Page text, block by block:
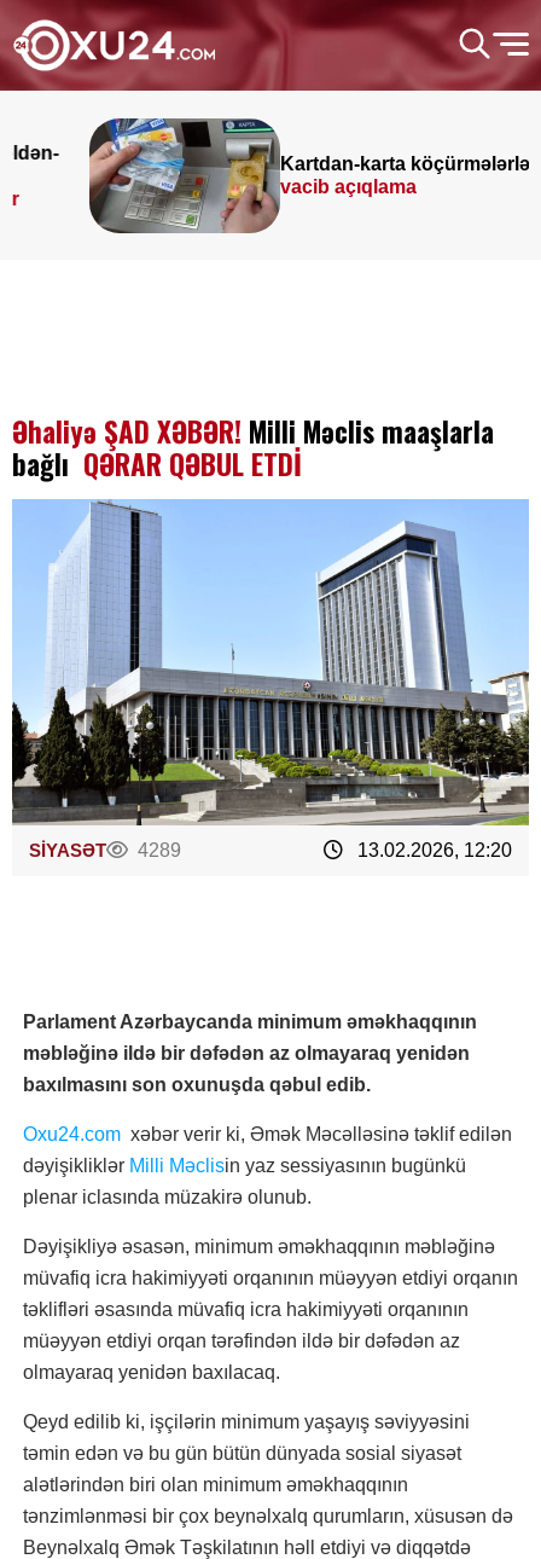
Kartdan-karta köçürmələrlə bağlı
vacib açıqlama
Əhaliyə ŞAD XƏBƏR! Milli Məclis maaşlarla
bağlı QƏRAR QƏBUL ETDİ
SİYASƏT 4289 13.02.2026, 12:20
Parlament Azərbaycanda minimum əməkhaqqının
məbləğinə ildə bir dəfədən az olmayaraq yenidən
baxılmasını son oxunuşda qəbul edib.
Oxu24.com xəbər verir ki, Əmək Məcəlləsinə təklif edilən
dəyişikliklər Milli Məclisin yaz sessiyasının bugünkü
plenar iclasında müzakirə olunub.
Dəyişikliyə əsasən, minimum əməkhaqqının məbləğinə
müvafiq icra hakimiyyəti orqanının müəyyən etdiyi orqanın
təklifləri əsasında müvafiq icra hakimiyyəti orqanının
müəyyən etdiyi orqan tərəfindən ildə bir dəfədən az
olmayaraq yenidən baxılacaq.
Qeyd edilib ki, işçilərin minimum yaşayış səviyyəsini
təmin edən və bu gün bütün dünyada sosial siyasət
alətlərindən biri olan minimum əməkhaqqının
tənzimlənməsi bir çox beynəlxalq qurumların, xüsusən də
Beynəlxalq Əmək Təşkilatının həll etdiyi və diqqətdə